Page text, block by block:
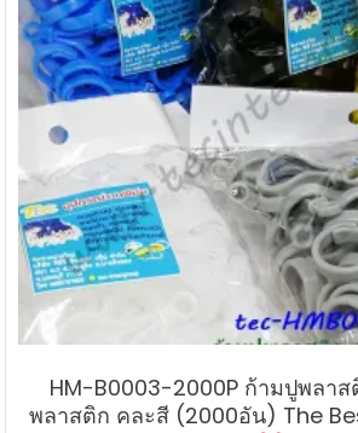
HM-B0003-2000P ก้ามปูพลา
พลาสติก คละสี (2000อัน) The